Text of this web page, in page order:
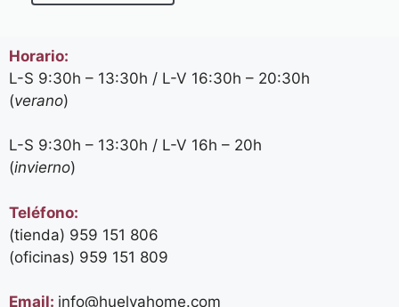
Horario:
L-S 9:30h – 13:30h / L-V 16:30h – 20:30h
(verano)
L-S 9:30h – 13:30h / L-V 16h – 20h
(invierno)
Teléfono:
(tienda) 959 151 806
(oficinas) 959 151 809
Email: info@huelvahome.com